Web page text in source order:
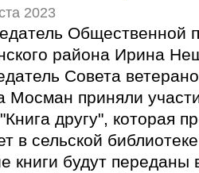
2023
Общественной
района Ирина
Совета
Мосман приняли
другу", которая
в сельской
книги будут переданы